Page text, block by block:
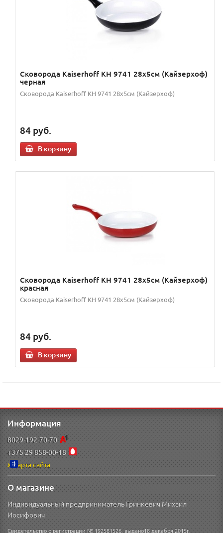
Сковорода Kaiserhoff KH 9741 28х5см (Кайзерхоф)
черная
Сковорода Kaiserhoff KH 9741 28х5см (Кайзерхоф)
84 руб.
В корзину
Сковорода Kaiserhoff KH 9741 28х5см (Кайзерхоф)
красная
Сковорода Kaiserhoff KH 9741 28х5см (Кайзерхоф)
84 руб.
В корзину
Информация
8029-192-70-70
+375 29 858-00-18
Карта сайта
О магазине
Индивидуальный предприниматель Гринкевич Михаил
Иосифович
Свидетельство о регистрации № 192581526, выдано18 декабря 2015г.